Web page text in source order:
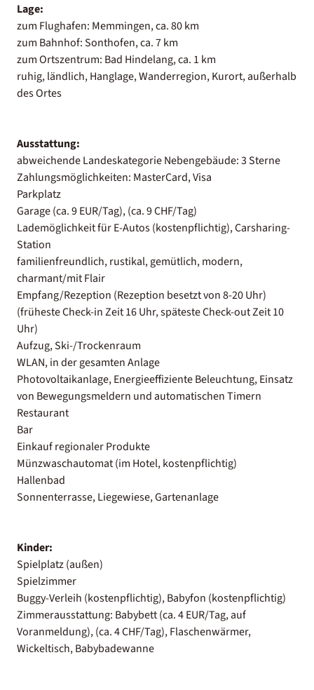
Lage:
zum Flughafen: Memmingen, ca. 80 km
zum Bahnhof: Sonthofen, ca. 7 km
zum Ortszentrum: Bad Hindelang, ca. 1 km
ruhig, ländlich, Hanglage, Wanderregion, Kurort, außerhalb
des Ortes
Ausstattung:
abweichende Landeskategorie Nebengebäude: 3 Sterne
Zahlungsmöglichkeiten: MasterCard, Visa
Parkplatz
Garage (ca. 9 EUR/Tag), (ca. 9 CHF/Tag)
Lademöglichkeit für E-Autos (kostenpflichtig), Carsharing-
Station
familienfreundlich, rustikal, gemütlich, modern,
charmant/mit Flair
Empfang/Rezeption (Rezeption besetzt von 8-20 Uhr)
(früheste Check-in Zeit 16 Uhr, späteste Check-out Zeit 10
Uhr)
Aufzug, Ski-/Trockenraum
WLAN, in der gesamten Anlage
Photovoltaikanlage, Energieeffiziente Beleuchtung, Einsatz
von Bewegungsmeldern und automatischen Timern
Restaurant
Bar
Einkauf regionaler Produkte
Münzwaschautomat (im Hotel, kostenpflichtig)
Hallenbad
Sonnenterrasse, Liegewiese, Gartenanlage
Kinder:
Spielplatz (außen)
Spielzimmer
Buggy-Verleih (kostenpflichtig), Babyfon (kostenpflichtig)
Zimmerausstattung: Babybett (ca. 4 EUR/Tag, auf
Voranmeldung), (ca. 4 CHF/Tag), Flaschenwärmer,
Wickeltisch, Babybadewanne